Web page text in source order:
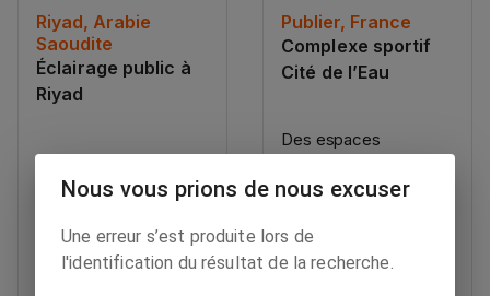
Riyad, Arabie
Saoudite
Éclairage public à
Riyad
L’éclairage public est
essentiel pour rendre
agréables à vivre, à
condition qu’il soit
Publier, France
Complexe sportif
Cité de l’Eau
Des espaces
disciplines sportives,
exigence : un éclairage
irréprochable. Le
Nous vous prions de nous excuser
Une erreur s’est produite lors de
l'identification du résultat de la recherche.